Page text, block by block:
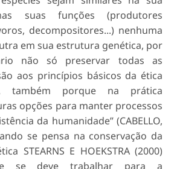
suas funções (produtores
decompositores...) nenhuma
em sua estrutura genética, por
não só preservar todas as
aos princípios básicos da ética
também porque na prática
opções para manter processos
da humanidade” (CABELLO,
se pensa na conservação da
STEARNS E HOEKSTRA (2000)
se deve trabalhar para a